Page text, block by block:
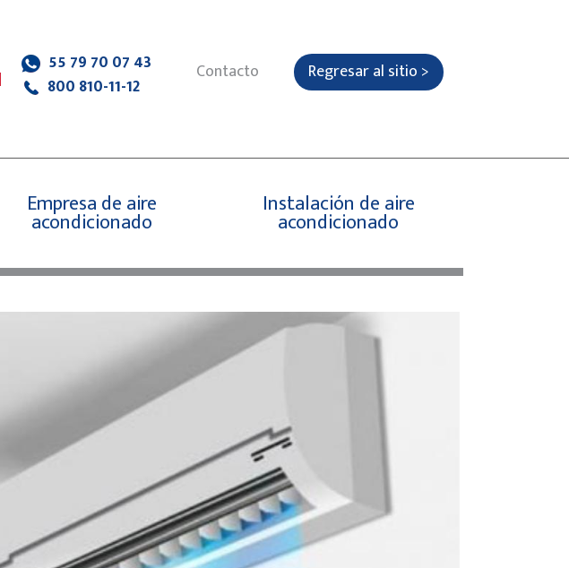
55 79 70 07 43
800 810-11-12
Contacto Regresar al sitio >
Empresa de aire
acondicionado
Instalación de aire
acondicionado